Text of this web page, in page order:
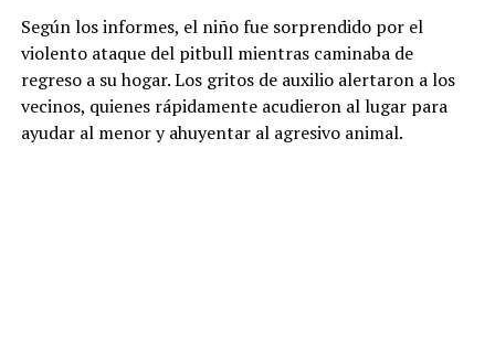
Según los informes, el niño fue sorprendido por el
violento ataque del pitbull mientras caminaba de
regreso a su hogar. Los gritos de auxilio alertaron a los
vecinos, quienes rápidamente acudieron al lugar para
ayudar al menor y ahuyentar al agresivo animal.